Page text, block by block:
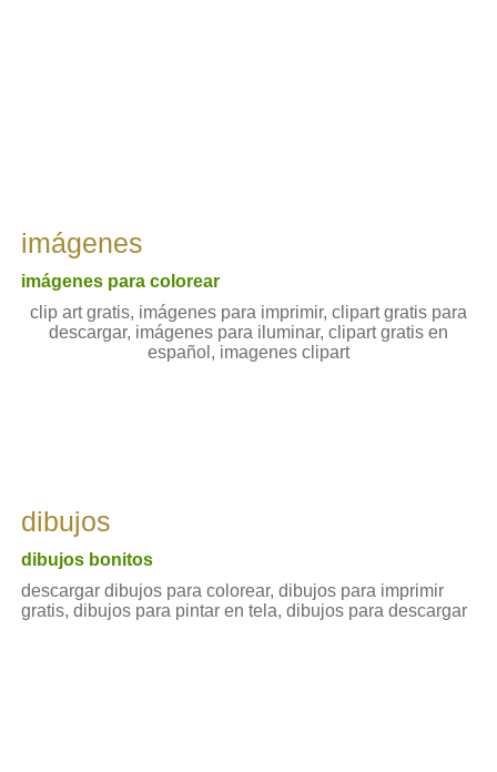
imágenes
imágenes para colorear
clip art gratis, imágenes para imprimir, clipart gratis para
descargar, imágenes para iluminar, clipart gratis en
español, imagenes clipart
dibujos
dibujos bonitos
descargar dibujos para colorear, dibujos para imprimir
gratis, dibujos para pintar en tela, dibujos para descargar